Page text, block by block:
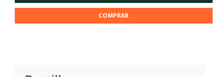
COMPRAR